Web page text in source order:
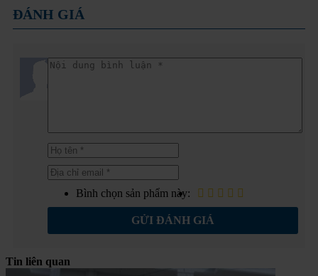
ĐÁNH GIÁ
Bình chọn sản phẩm này:
GỬI ĐÁNH GIÁ
Tin liên quan